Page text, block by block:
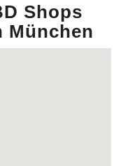
Shops
München